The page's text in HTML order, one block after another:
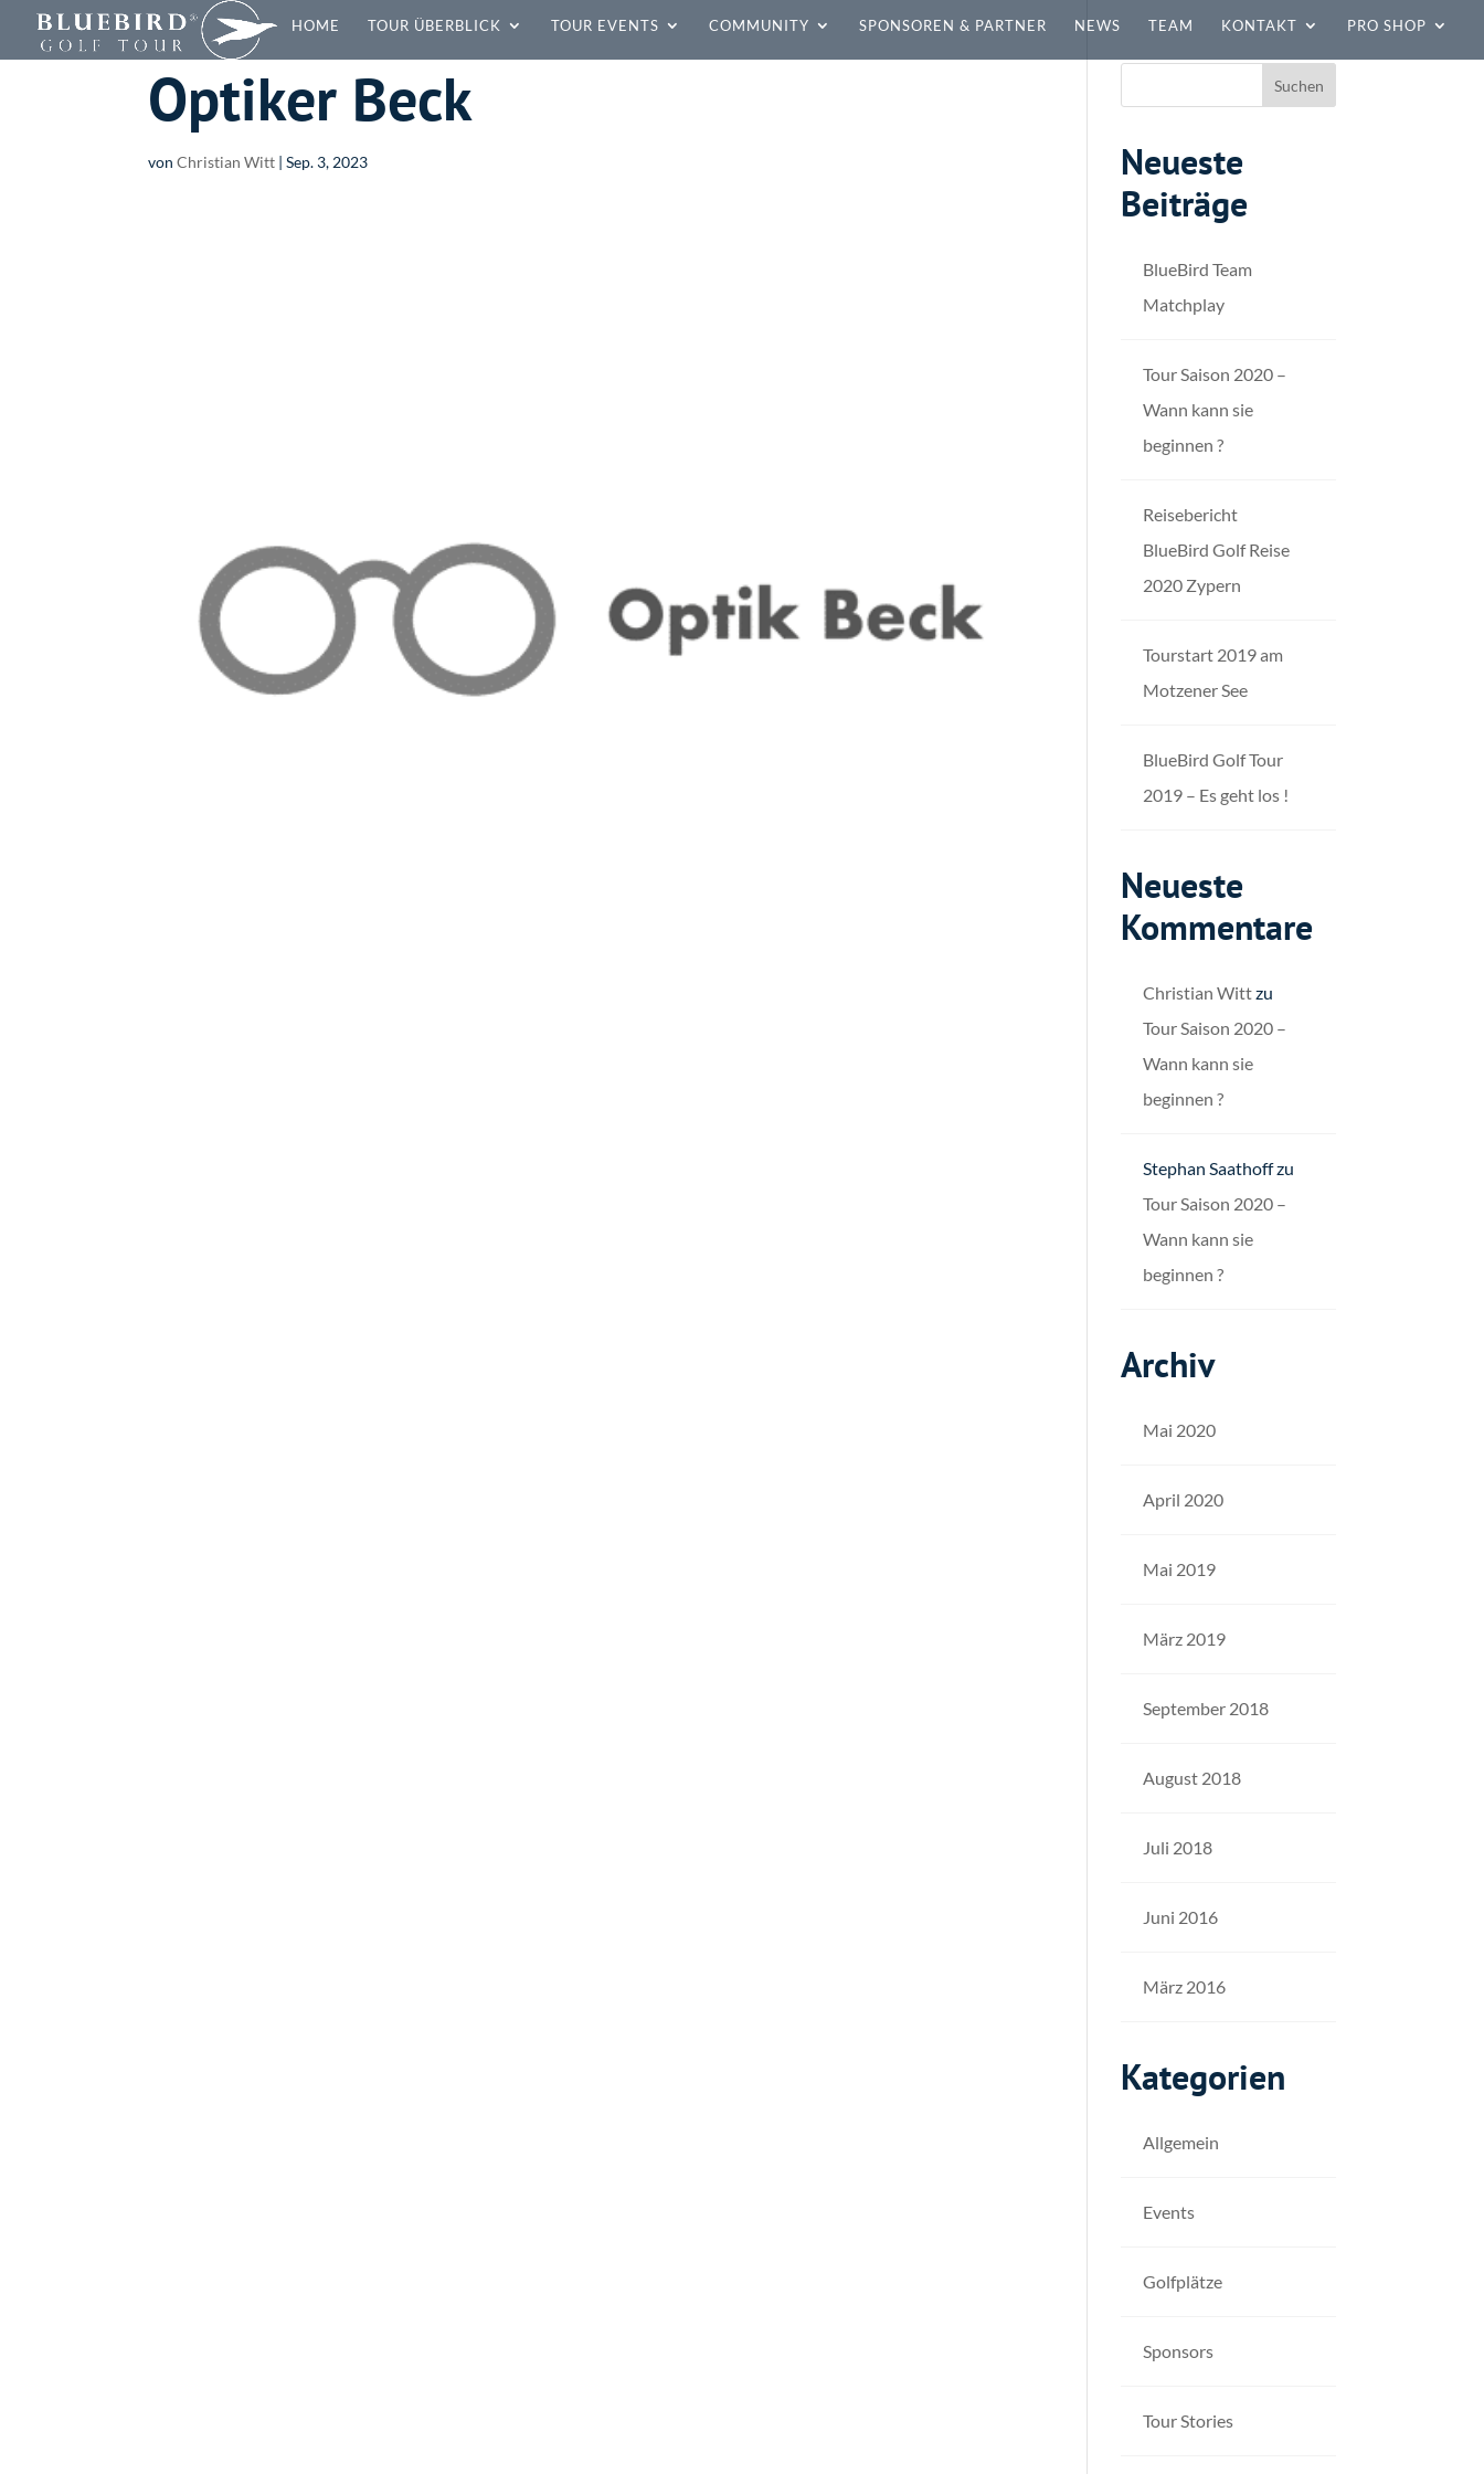
HOME TOUR ÜBERBLICK TOUR EVENTS COMMUNITY SPONSOREN & PARTNER NEWS TEAM KONTAKT PRO SHOP
Optiker Beck
vonChristian Witt |Sep. 3, 2023
Neueste
Beiträge
BlueBird Team
Matchplay
Tour Saison 2020 –
Wann kann sie
beginnen ?
Reisebericht
BlueBird Golf Reise
2020 Zypern
Tourstart 2019 am
Motzener See
BlueBird Golf Tour
2019 – Es geht los !
Neueste
Kommentare
Christian Wittzu
Tour Saison 2020 –
Wann kann sie
beginnen ?
Stephan Saathoffzu
Tour Saison 2020 –
Wann kann sie
beginnen ?
Archiv
Mai 2020
April 2020
Mai 2019
März 2019
September 2018
August 2018
Juli 2018
Juni 2016
März 2016
Kategorien
Allgemein
Events
Golfplätze
Sponsors
Tour Stories